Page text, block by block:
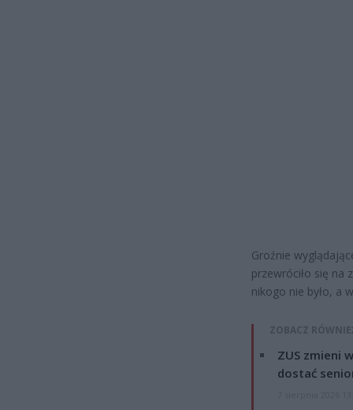
Groźnie
przewróciło się na
nikogo nie było, a
ZOBACZ
ZUS zmieni
dostać